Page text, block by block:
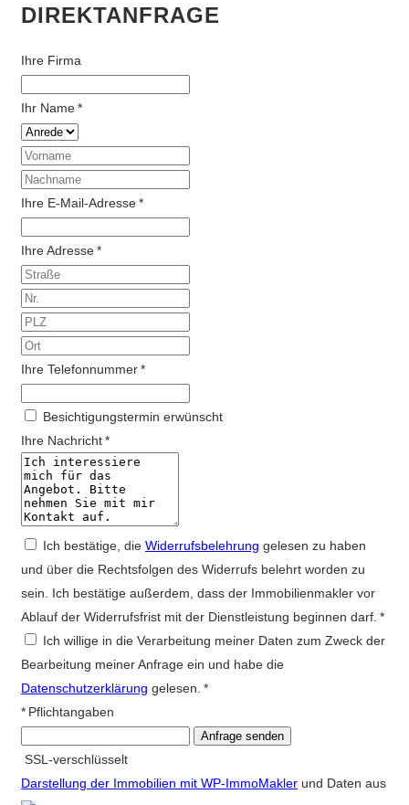
DIREKTANFRAGE
Ihre Firma
Ihr Name *
Ihre E-Mail-Adresse *
Ihre Adresse *
Ihre Telefonnummer *
Besichtigungstermin erwünscht
Ihre Nachricht *
Ich bestätige, die Widerrufsbelehrung gelesen zu haben
und über die Rechtsfolgen des Widerrufs belehrt worden zu
sein. Ich bestätige außerdem, dass der Immobilienmakler vor
Ablauf der Widerrufsfrist mit der Dienstleistung beginnen darf. *
Ich willige in die Verarbeitung meiner Daten zum Zweck der
Bearbeitung meiner Anfrage ein und habe die
Datenschutzerklärung gelesen. *
* Pflichtangaben
Anfrage senden
SSL-verschlüsselt
Darstellung der Immobilien mit WP-ImmoMakler und Daten aus